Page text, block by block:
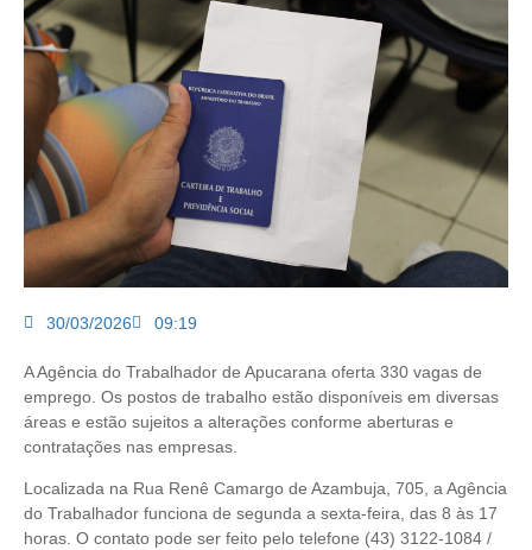
30/03/2026 09:19
A Agência do Trabalhador de Apucarana oferta 330 vagas de
emprego. Os postos de trabalho estão disponíveis em diversas
áreas e estão sujeitos a alterações conforme aberturas e
contratações nas empresas.
Localizada na Rua Renê Camargo de Azambuja, 705, a Agência
do Trabalhador funciona de segunda a sexta-feira, das 8 às 17
horas. O contato pode ser feito pelo telefone (43) 3122-1084 /